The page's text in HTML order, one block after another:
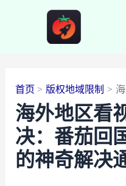
首页 版权地域限制
海外地区看
决：番茄回
的神奇解决